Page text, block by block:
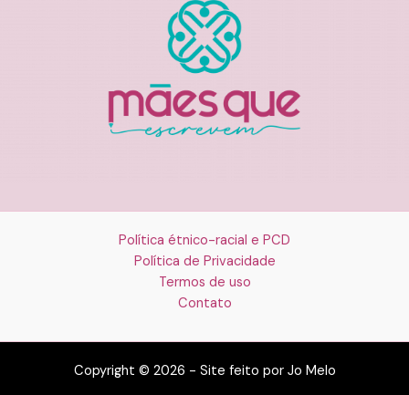
Política étnico-racial e PCD
Política de Privacidade
Termos de uso
Contato
Copyright © 2026 - Site feito por Jo Melo